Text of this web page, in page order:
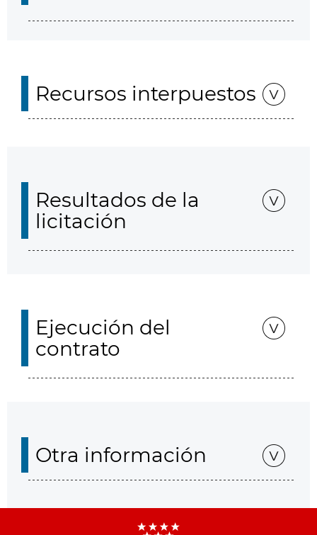
Recursos interpuestos
Resultados de la
licitación
Ejecución del
contrato
Otra información